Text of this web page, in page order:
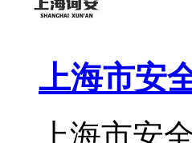
上海市安
上海市安